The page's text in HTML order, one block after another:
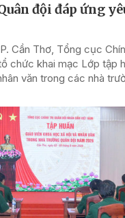
đội đáp ứng
Cần Thơ, Tổng cục
chức khai mạc Lớp tập
văn trong các nhà